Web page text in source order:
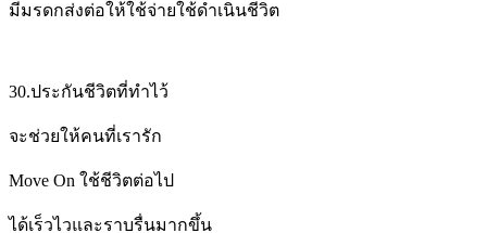
มีมรดกส่งต่อให้ใช้จ่ายใช้ดำเนินชีวิต
30.ประกันชีวิตที่ทำไว้
จะช่วยให้คนที่เรารัก
Move On ใช้ชีวิตต่อไป
ได้เร็วไวและราบรื่นมากขึ้น